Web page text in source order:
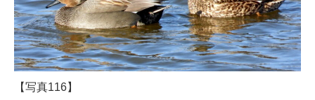
【写真116】